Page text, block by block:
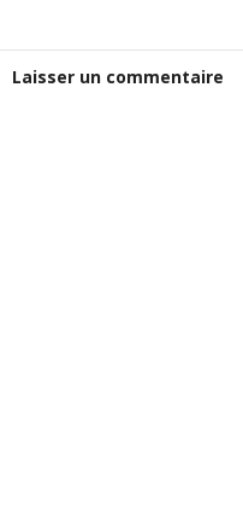
Laisser un commentaire